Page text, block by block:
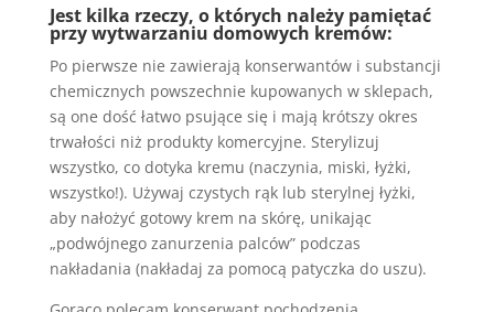
Jest kilka rzeczy, o których należy pamiętać
przy wytwarzaniu domowych kremów:
Po pierwsze nie zawierają konserwantów i substancji
chemicznych powszechnie kupowanych w sklepach,
są one dość łatwo psujące się i mają krótszy okres
trwałości niż produkty komercyjne. Sterylizuj
wszystko, co dotyka kremu (naczynia, miski, łyżki,
wszystko!). Używaj czystych rąk lub sterylnej łyżki,
aby nałożyć gotowy krem na skórę, unikając
„podwójnego zanurzenia palców” podczas
nakładania (nakładaj za pomocą patyczka do uszu).